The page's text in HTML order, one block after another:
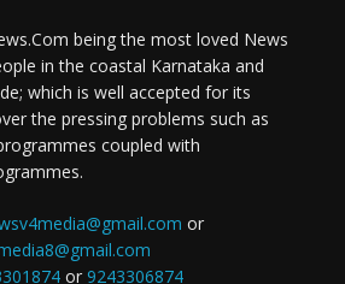
being the most loved News
in the coastal Karnataka and
which is well accepted for its
the pressing problems such as
coupled with
or
or 9243306874